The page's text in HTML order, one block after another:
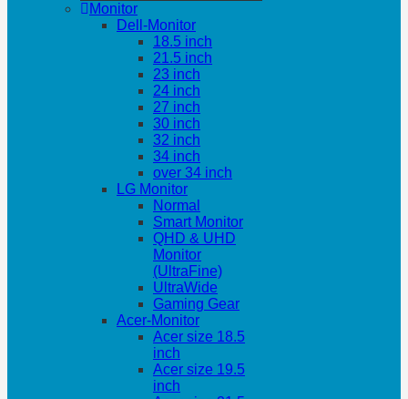
Monitor
Dell-Monitor
18.5 inch
21.5 inch
23 inch
24 inch
27 inch
30 inch
32 inch
34 inch
over 34 inch
LG Monitor
Normal
Smart Monitor
QHD & UHD
Monitor
(UltraFine)
UltraWide
Gaming Gear
Acer-Monitor
Acer size 18.5
inch
Acer size 19.5
inch